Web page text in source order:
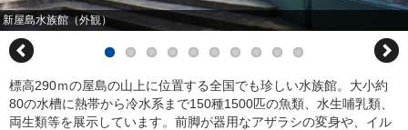
新屋島水族館（外観）
標高290ｍの屋島の山上に位置する全国でも珍しい水族館。大小約
80の水槽に熱帯から冷水系まで150種1500匹の魚類、水生哺乳類、
両生類等を展示しています。前脚が器用なアザラシの変身や、イル